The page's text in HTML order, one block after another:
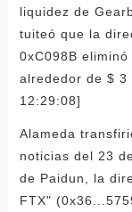
liquidez de
tuiteó que la
0xC098B
alrededor de $ 3
12:29:08]
Alameda
noticias del 23
de Paidun, la
FTX"